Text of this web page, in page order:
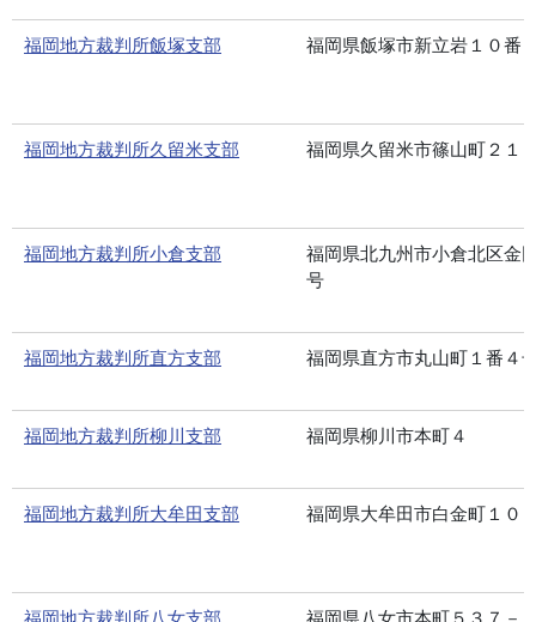
福岡地方裁判所飯塚支部 福岡県飯塚市新立岩１０番
福岡地方裁判所久留米支部 福岡県久留米市篠山町２１
福岡地方裁判所小倉支部
福岡県北九州市小倉北区金
号
福岡地方裁判所直方支部 福岡県直方市丸山町１番４
福岡地方裁判所柳川支部 福岡県柳川市本町４
福岡地方裁判所大牟田支部 福岡県大牟田市白金町１０
福岡地方裁判所八女支部 福岡県八女市本町５３７－